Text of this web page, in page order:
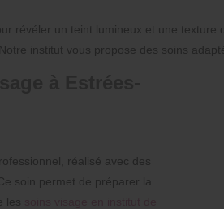
révéler un teint lumineux et une texture
institut vous propose des soins
réalisé avec des
soin permet de préparer la
les